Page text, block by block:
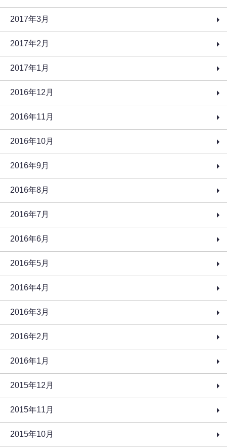
2017年3月
2017年2月
2017年1月
2016年12月
2016年11月
2016年10月
2016年9月
2016年8月
2016年7月
2016年6月
2016年5月
2016年4月
2016年3月
2016年2月
2016年1月
2015年12月
2015年11月
2015年10月